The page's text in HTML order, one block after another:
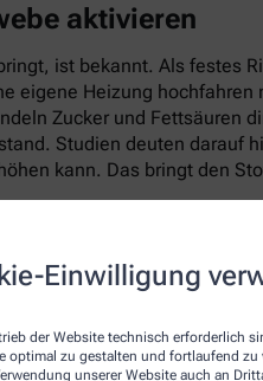
Einwilligung
der Website technisch erforderlich
optimal zu gestalten und fortlaufend
unserer Website auch an
aktivieren
ist bekannt. Als festes
eigene Heizung
Zucker und Fettsäuren
Studien deuten
kann. Das bringt den